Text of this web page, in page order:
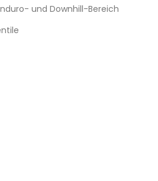
und Downhill-Bereich